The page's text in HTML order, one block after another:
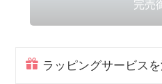
ラッピングサービス